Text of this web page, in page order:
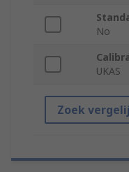
No
UKAS
Zoek